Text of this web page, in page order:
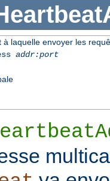
à laquelle envoyer les
addr:port